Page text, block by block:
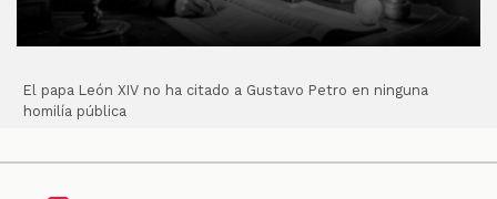
El papa León XIV no ha citado a Gustavo Petro en ninguna
homilía pública